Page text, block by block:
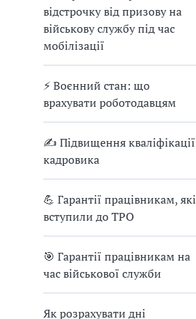
відстрочку від призову на
військову службу під час
мобілізації
⚡ Воєнний стан: що
врахувати роботодавцям
✍ Підвищення кваліфікації
кадровика
💪 Гарантії працівникам, які
вступили до ТРО
🎯 Гарантії працівникам на
час військової служби
Як розрахувати дні